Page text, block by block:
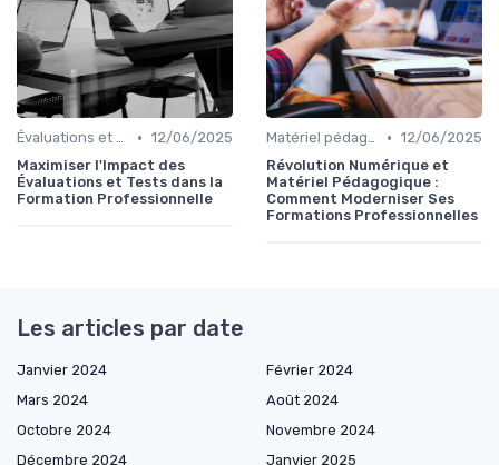
Évaluations et tests • 12/06/2025
Maximiser l'Impact des
Évaluations et Tests dans la
Formation Professionnelle
Matériel pédagogique • 12/06/2025
Révolution Numérique et
Matériel Pédagogique :
Comment Moderniser Ses
Formations Professionnelles
Les articles par date
Janvier 2024
Février 2024
Mars 2024
Août 2024
Octobre 2024
Novembre 2024
Décembre 2024
Janvier 2025